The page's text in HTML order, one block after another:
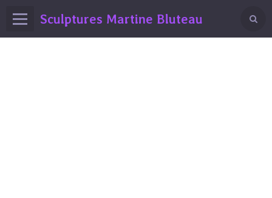
Sculptures Martine Bluteau